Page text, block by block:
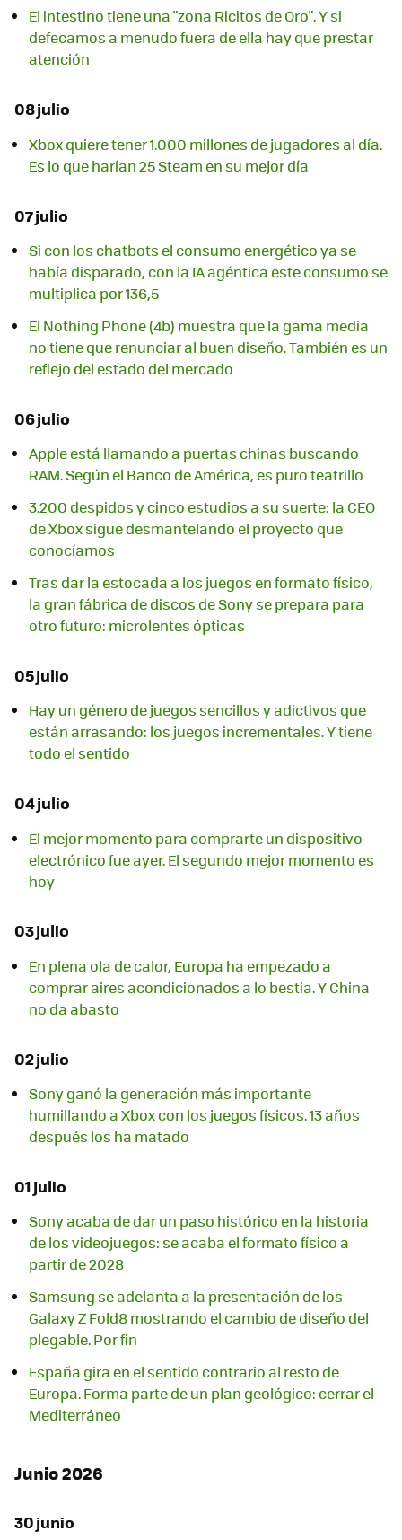
El intestino tiene una "zona Ricitos de Oro". Y si
defecamos a menudo fuera de ella hay que prestar
atención
08 julio
Xbox quiere tener 1.000 millones de jugadores al día.
Es lo que harían 25 Steam en su mejor día
07 julio
Si con los chatbots el consumo energético ya se
había disparado, con la IA agéntica este consumo se
multiplica por 136,5
El Nothing Phone (4b) muestra que la gama media
no tiene que renunciar al buen diseño. También es un
reflejo del estado del mercado
06 julio
Apple está llamando a puertas chinas buscando
RAM. Según el Banco de América, es puro teatrillo
3.200 despidos y cinco estudios a su suerte: la CEO
de Xbox sigue desmantelando el proyecto que
conocíamos
Tras dar la estocada a los juegos en formato físico,
la gran fábrica de discos de Sony se prepara para
otro futuro: microlentes ópticas
05 julio
Hay un género de juegos sencillos y adictivos que
están arrasando: los juegos incrementales. Y tiene
todo el sentido
04 julio
El mejor momento para comprarte un dispositivo
electrónico fue ayer. El segundo mejor momento es
hoy
03 julio
En plena ola de calor, Europa ha empezado a
comprar aires acondicionados a lo bestia. Y China
no da abasto
02 julio
Sony ganó la generación más importante
humillando a Xbox con los juegos físicos. 13 años
después los ha matado
01 julio
Sony acaba de dar un paso histórico en la historia
de los videojuegos: se acaba el formato físico a
partir de 2028
Samsung se adelanta a la presentación de los
Galaxy Z Fold8 mostrando el cambio de diseño del
plegable. Por fin
España gira en el sentido contrario al resto de
Europa. Forma parte de un plan geológico: cerrar el
Mediterráneo
Junio 2026
30 junio